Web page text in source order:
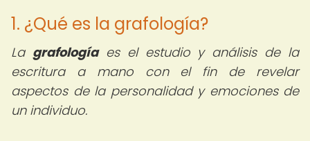
1. ¿Qué es la grafología?
La grafologíaes el estudio y análisis de la
escritura a mano con el fin de revelar
aspectos de la personalidad y emociones de
un individuo.